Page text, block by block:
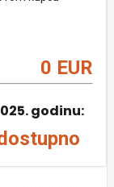
0 EUR
godinu: